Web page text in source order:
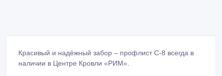
Красивый и надёжный забор – профлист С-8 всегда в
наличии в Центре Кровли «РИМ».